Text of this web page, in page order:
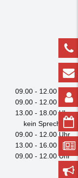
09.00 - 12.00 Uhr
09.00 - 12.00 Uhr
13.00 - 18.00 Uhr
kein Sprechtag
09.00 - 12.00 Uhr
13.00 - 16.00 Uhr
09.00 - 12.00 Uhr